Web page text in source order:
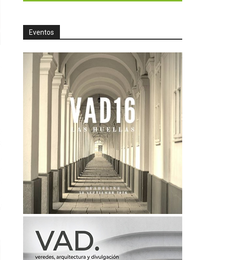
Eventos